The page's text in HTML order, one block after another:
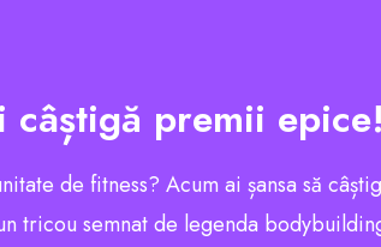
câștigă premii epice!
de fitness? Acum ai șansa să
tricou semnat de legenda